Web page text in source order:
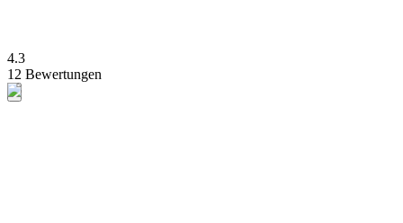
4.3
12 Bewertungen